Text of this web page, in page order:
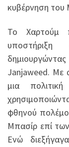
κυβέρνηση του
Το Χαρτούμ
Janjaweed. Με
μια
φθηνού
Μπασίρ επί
Ενώ